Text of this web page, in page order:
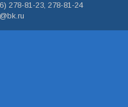
278-81-23, 278-81-24